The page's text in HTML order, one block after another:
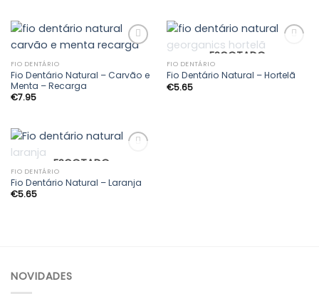
Adicionar
FIO DENTÁRIO
Fio Dentário Natural – Carvão e
Menta – Recarga
€7.95
Adicionar
ESGOTADO
FIO DENTÁRIO
Fio Dentário Natural – Hortelã
€5.65
Adicionar
ESGOTADO
FIO DENTÁRIO
Fio Dentário Natural – Laranja
€5.65
NOVIDADES